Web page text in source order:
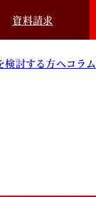
資料請求
討する方へコラム